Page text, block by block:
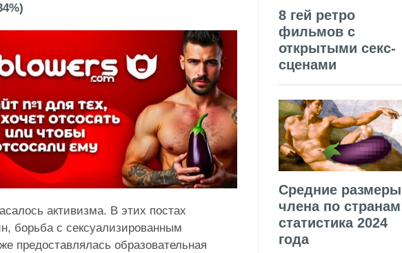
активизма. В этих постах
борьба с сексуализированным
предоставлялась образовательная
8 гей ретро
фильмов с
открытыми секс-
сценами
Средние размеры
члена по
статистика 2024
года